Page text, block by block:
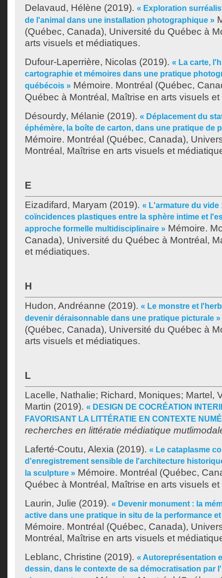
Delavaud, Hélène (2019). « Exploration
de l'animal dans une installation photographique »
(Québec, Canada), Université du Québec à
arts visuels et médiatiques.
Dufour-Laperrière, Nicolas (2019). « La carte,
cartographie et mémoires dans une pratique
québécois » Mémoire. Montréal (Québec,
Québec à Montréal, Maîtrise en arts visuels
Désourdy, Mélanie (2019). « Déplacement du
éphémère, la boîte de carton, dans une pratique de
Mémoire. Montréal (Québec, Canada),
Montréal, Maîtrise en arts visuels et
E
Eizadifard, Maryam (2019). « L'armature du
coïncidences plastiques entre la sphère intime et
approche formelle multidisciplinaire » Mémoire.
Canada), Université du Québec à Montréal,
et médiatiques.
H
Hudon, Andréanne (2019). « Le monstre et
devenir déraisonnable dans une pratique picturale »
(Québec, Canada), Université du Québec à
arts visuels et médiatiques.
L
Lacelle, Nathalie; Richard, Moniques; Martel,
Martin (2019). « DESIGN DE COCRÉATION
FAVORISANT LA LITTÉRATIE EN CONTEXTE
recherches en littératie médiatique
Laferté-Coutu, Alexia (2019). « Le cataplasme
d'enregistrement sensible de l'architecture
la sculpture » Mémoire. Montréal (Québec,
Québec à Montréal, Maîtrise en arts visuels
Laurin, Julie (2019). « Devenir monument : la
active dans une pratique in situ de la performance
Mémoire. Montréal (Québec, Canada),
Montréal, Maîtrise en arts visuels et
Leblanc, Christine (2019). « Autoreprésentation
dessin, dans le contexte de sa démocratisation par